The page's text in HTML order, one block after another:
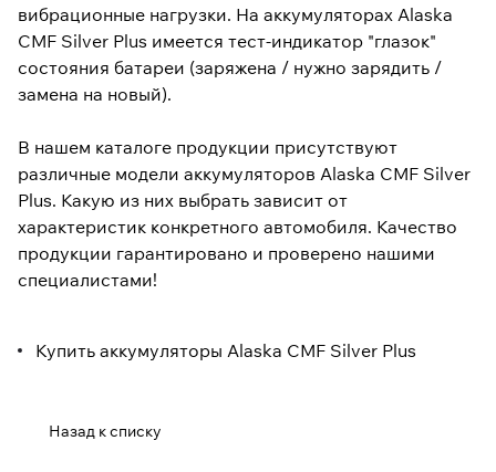
вибрационные нагрузки. На аккумуляторах Alaska
CMF Silver Plus имеется тест-индикатор "глазок"
состояния батареи (заряжена / нужно зарядить /
замена на новый).
В нашем каталоге продукции присутствуют
различные модели аккумуляторов Alaska CMF Silver
Plus. Какую из них выбрать зависит от
характеристик конкретного автомобиля. Качество
продукции гарантировано и проверено нашими
специалистами!
Купить аккумуляторы Alaska CMF Silver Plus
Назад к списку